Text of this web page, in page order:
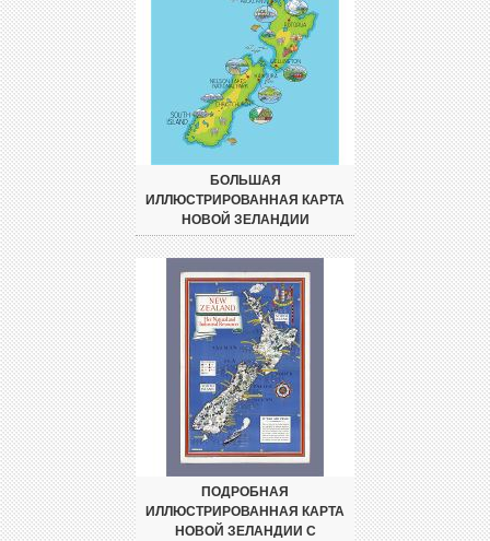
БОЛЬШАЯ
ИЛЛЮСТРИРОВАННАЯ КАРТА
НОВОЙ ЗЕЛАНДИИ
ПОДРОБНАЯ
ИЛЛЮСТРИРОВАННАЯ КАРТА
НОВОЙ ЗЕЛАНДИИ С